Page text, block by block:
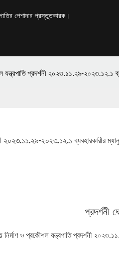
পেশাদার প্রস্তুতকারক।
যন্ত্রপাতি প্রদর্শনী ২০২৩.১১.২৯-২০২৩.১২.১
২০২৩.১১.২৯-২০২৩.১২.১ ব্যবহারকারীর
প্রদর্শনী